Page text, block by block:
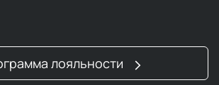
лояльности